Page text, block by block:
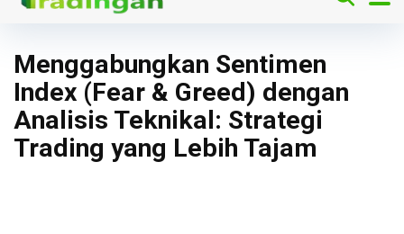
Menggabungkan Sentimen
Index (Fear & Greed) dengan
Analisis Teknikal: Strategi
Trading yang Lebih Tajam